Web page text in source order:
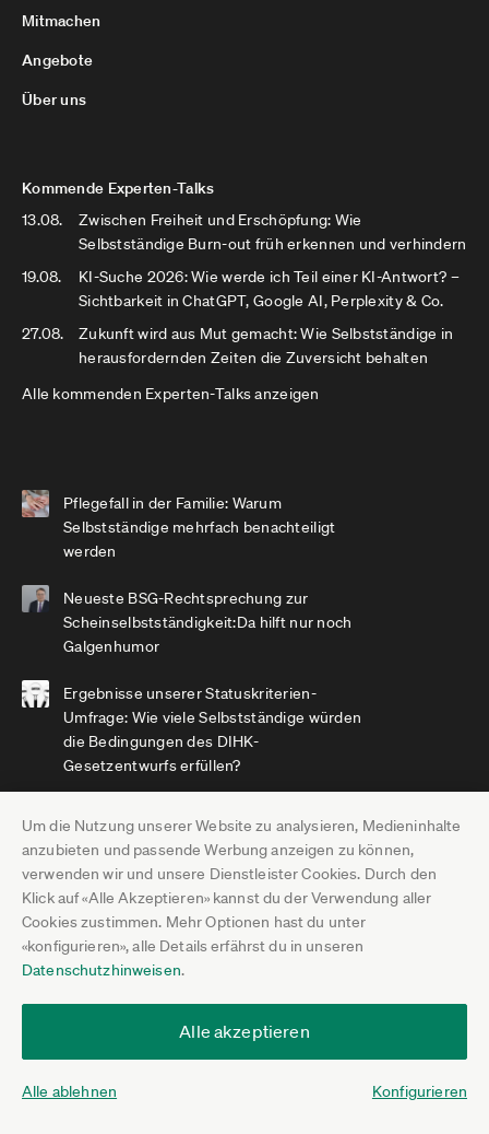
Um die Nutzung unserer Website zu analysieren, Medieninhalte
anzubieten und passende Werbung anzeigen zu können,
verwenden wir und unsere Dienstleister Cookies. Durch den
Klick auf «Alle Akzeptieren» kannst du der Verwendung aller
Cookies zustimmen. Mehr Optionen hast du unter
«konfigurieren», alle Details erfährst du in unseren
Datenschutzhinweisen.
Alle akzeptieren
Alle ablehnen Konfigurieren
Mitmachen
Angebote
Über uns
Kommende Experten-Talks
13.08.
Zwischen Freiheit und Erschöpfung: Wie
Selbstständige Burn-out früh erkennen und verhindern
19.08.
KI-Suche 2026: Wie werde ich Teil einer KI-Antwort? –
Sichtbarkeit in ChatGPT, Google AI, Perplexity & Co.
27.08.
Zukunft wird aus Mut gemacht: Wie Selbstständige in
herausfordernden Zeiten die Zuversicht behalten
Alle kommenden Experten-Talks anzeigen
Pflegefall in der Familie: Warum
Selbstständige mehrfach benachteiligt
werden
Neueste BSG-Rechtsprechung zur
Scheinselbstständigkeit:Da hilft nur noch
Galgenhumor
Ergebnisse unserer Statuskriterien-
Umfrage: Wie viele Selbstständige würden
die Bedingungen des DIHK-
Gesetzentwurfs erfüllen?
Existenzbedrohung bei Selbstständigen auf
Höchststand seit Erhebungsbeginn
Wir danken unseren Kooperationspartnern